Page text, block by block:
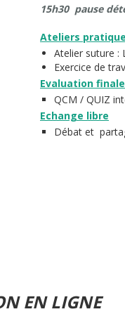
15h30 pause
Ateliers
Atelier suture :
Exercice de
Evaluation
QCM / QUIZ
Echange libre
Débat et
EN LIGNE